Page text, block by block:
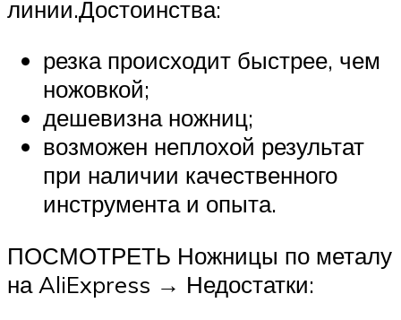
линии.Достоинства:
резка происходит быстрее, чем
ножовкой;
дешевизна ножниц;
возможен неплохой результат
при наличии качественного
инструмента и опыта.
ПОСМОТРЕТЬ Ножницы по металу
на AliExpress → Недостатки: